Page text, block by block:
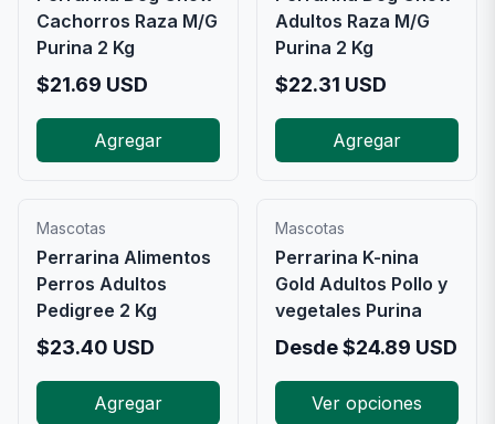
Cachorros Raza M/G
Purina 2 Kg
$21.69 USD
Agregar
Adultos Raza M/G
Purina 2 Kg
$22.31 USD
Agregar
Mascotas
Perrarina Alimentos
Perros Adultos
Pedigree 2 Kg
$23.40 USD
Agregar
Mascotas
Perrarina K-nina
Gold Adultos Pollo y
vegetales Purina
Desde$24.89 USD
Ver opciones